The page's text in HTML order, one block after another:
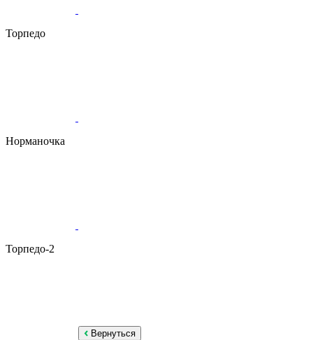
Торпедо
Норманочка
Торпедо-2
Вернуться